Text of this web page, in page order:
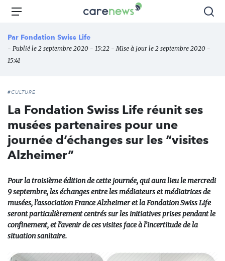
Aller
principal
Carenews,
média
des
Menu
Par Fondation Swiss Life
- Publié le 2 septembre 2020 - 15:22 - Mise à jour le 2 septembre 2020 -
15:41
#CULTURE
La Fondation Swiss Life réunit ses
musées partenaires pour une
journée d’échanges sur les “visites
Alzheimer”
Pour la troisième édition de cette journée, qui aura lieu le mercredi
9 septembre, les échanges entre les médiateurs et médiatrices de
musées, l’association France Alzheimer et la Fondation Swiss Life
seront particulièrement centrés sur les initiatives prises pendant le
confinement, et l’avenir de ces visites face à l’incertitude de la
situation sanitaire.